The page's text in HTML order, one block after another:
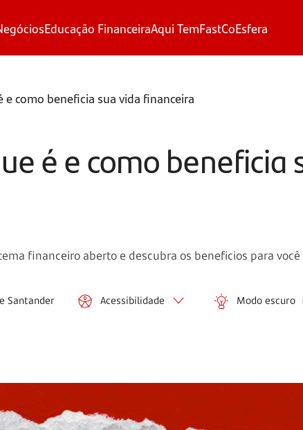
Educação FinanceiraAqui TemFastCoEsfera
e como beneficia sua vida financeira
é e como beneficia
financeiro aberto e descubra os benefícios para
Santander Acessibilidade Modo escuro